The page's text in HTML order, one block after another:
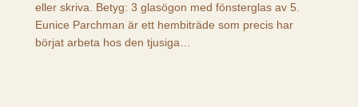
eller skriva. Betyg: 3 glasögon med fönsterglas av 5.
Eunice Parchman är ett hembiträde som precis har
börjat arbeta hos den tjusiga…